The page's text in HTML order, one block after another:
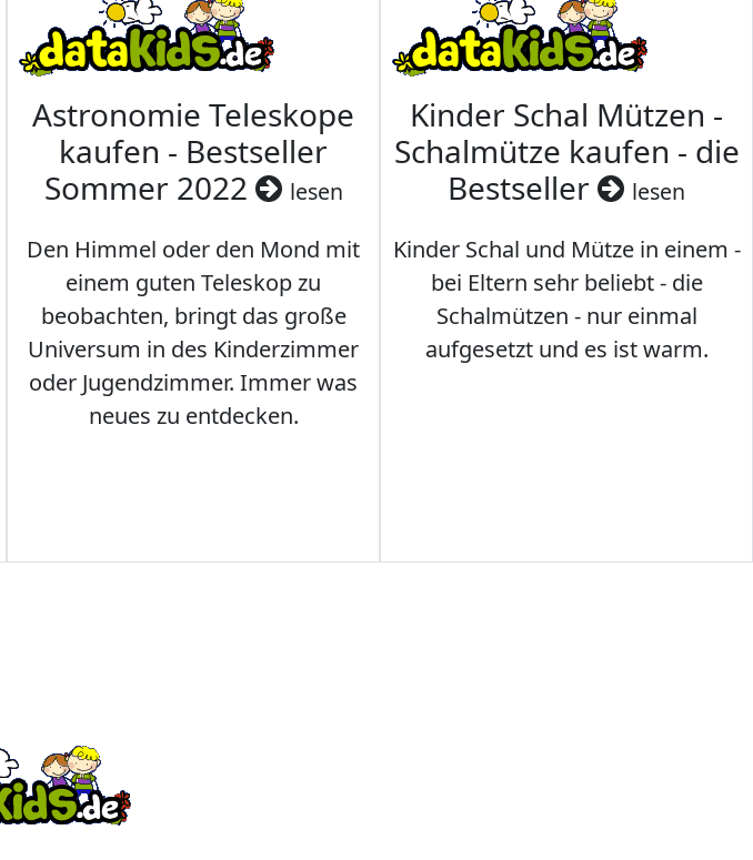
Astronomie Teleskope
kaufen - Bestseller
Sommer 2022
lesen
Den Himmel oder den Mond mit
einem guten Teleskop zu
beobachten, bringt das große
Universum in des Kinderzimmer
oder Jugendzimmer. Immer was
neues zu entdecken.
Kinder Schal Mützen -
Schalmütze kaufen - die
Bestseller
lesen
Kinder Schal und Mütze in einem -
bei Eltern sehr beliebt - die
Schalmützen - nur einmal
aufgesetzt und es ist warm.